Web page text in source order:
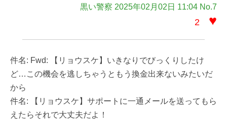
黒い警察 2025年02月02日 11:04 No.7
2 ♥
件名: Fwd: 【リョウスケ】いきなりでびっくりしたけ
ど…この機会を逃しちゃうともう換金出来ないみたいだ
から
件名: 【リョウスケ】サポートに一通メールを送ってもら
えたらそれで大丈夫だよ！